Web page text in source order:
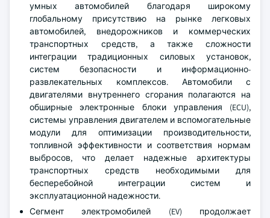
умных автомобилей благодаря широкому
глобальному присутствию на рынке легковых
автомобилей, внедорожников и коммерческих
транспортных средств, а также сложности
интеграции традиционных силовых установок,
систем безопасности и информационно-
развлекательных комплексов. Автомобили с
двигателями внутреннего сгорания полагаются на
обширные электронные блоки управления (ECU),
системы управления двигателем и вспомогательные
модули для оптимизации производительности,
топливной эффективности и соответствия нормам
выбросов, что делает надежные архитектуры
транспортных средств необходимыми для
бесперебойной интеграции систем и
эксплуатационной надежности.
Сегмент электромобилей (EV) продолжает